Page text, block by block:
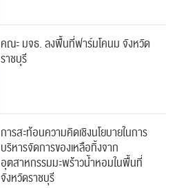
คณะ มจธ. ลงพื้นที่ฟาร์มโคนม จังหวัด
ราชบุรี
การสะท้อนความคิดเชิงนโยบายในการ
บริหารจัดการของเหลือทิ้งจาก
อุตสาหกรรมมะพร้าวน้ำหอมในพื้นที่
จังหวัดราชบุรี